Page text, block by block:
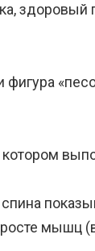
здоровый
фигура
мышц